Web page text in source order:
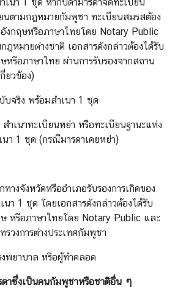
นตามกฎหมายกัมพูชา ทะเบียนสมรสต้อง
งกฤษหรือภาษาไทยโดย Notary Public
ฎหมายต่างชาติ เอกสารดังกล่าวต้องได้รับ
หรือภาษาไทย ผ่านการรับรองจากสถาน
ยวข้อง)
ริง พร้อมสำเนา 1 ชุด
นาทะเบียนหย่า หรือทะเบียนฐานะแห่ง
า 1 ชุด (กรณีมารดาเคยหย่า)
จังหวัดหรืออำเภอรับรองการเกิดของ
า 1 ชุด โดยเอกสารดังกล่าวต้องได้รับ
หรือภาษาไทยโดย Notary Public และ
วงการต่างประเทศกัมพูชา
ยาบาล หรือผู้ทำคลอด
ดาซึ่งเป็นคนกัมพูชาหรือชาติอื่น ๆ